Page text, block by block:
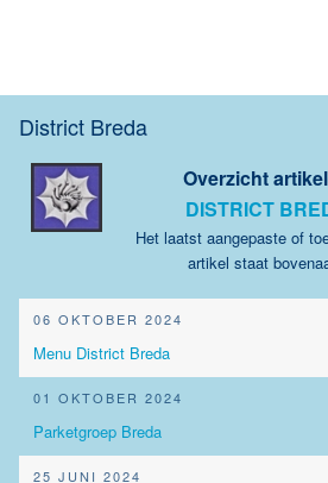
District Breda
Overzicht
DISTRICT
Het laatst aangepaste of
artikel staat
06 OKTOBER 2024
Menu District Breda
01 OKTOBER 2024
Parketgroep Breda
25 JUNI 2024